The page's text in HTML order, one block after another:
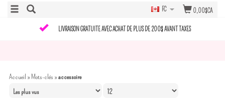
0,00$CA
FC
LIVRAISON GRATUITE AVEC ACHAT DE PLUS DE 200$ AVANT TAXES
Accueil »Mots-clés »accessoire